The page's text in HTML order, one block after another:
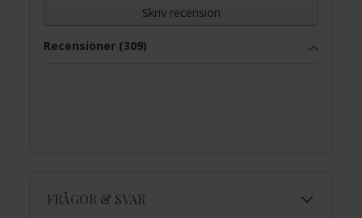
Skriv recension
Recensioner (309)
FRÅGOR & SVAR